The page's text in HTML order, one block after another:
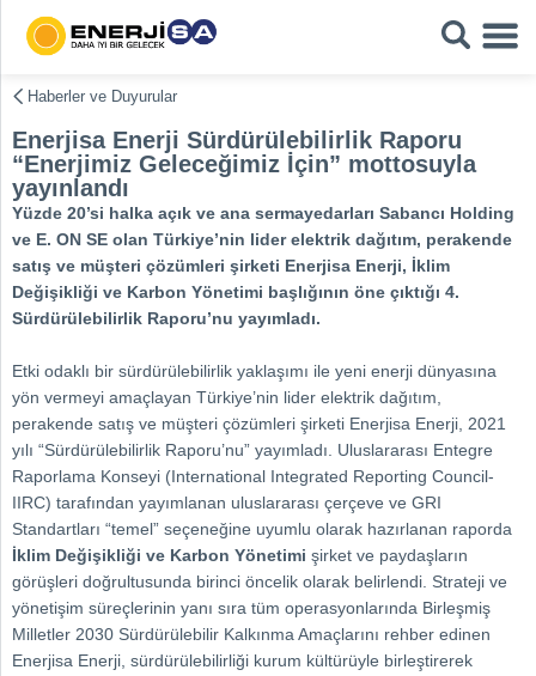
Haberler ve Duyurular
Enerjisa Enerji Sürdürülebilirlik Raporu
“Enerjimiz Geleceğimiz İçin” mottosuyla
yayınlandı
Yüzde 20’si halka açık ve ana sermayedarları Sabancı Holding
ve E. ON SE olan Türkiye’nin lider elektrik dağıtım, perakende
satış ve müşteri çözümleri şirketi Enerjisa Enerji, İklim
Değişikliği ve Karbon Yönetimi başlığının öne çıktığı 4.
Sürdürülebilirlik Raporu’nu yayımladı.
Etki odaklı bir sürdürülebilirlik yaklaşımı ile yeni enerji dünyasına
yön vermeyi amaçlayan Türkiye’nin lider elektrik dağıtım,
perakende satış ve müşteri çözümleri şirketi Enerjisa Enerji, 2021
yılı “Sürdürülebilirlik Raporu’nu” yayımladı. Uluslararası Entegre
Raporlama Konseyi (International Integrated Reporting Council-
IIRC) tarafından yayımlanan uluslararası çerçeve ve GRI
Standartları “temel” seçeneğine uyumlu olarak hazırlanan raporda
İklim Değişikliği ve Karbon Yönetimi şirket ve paydaşların
görüşleri doğrultusunda birinci öncelik olarak belirlendi. Strateji ve
yönetişim süreçlerinin yanı sıra tüm operasyonlarında Birleşmiş
Milletler 2030 Sürdürülebilir Kalkınma Amaçlarını rehber edinen
Enerjisa Enerji, sürdürülebilirliği kurum kültürüyle birleştirerek